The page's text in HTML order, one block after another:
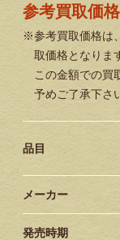
参考買取価
※参考買取価格は
取価格となりま
この金額での買
予めご了承下さ
品目
メーカー
発売時期